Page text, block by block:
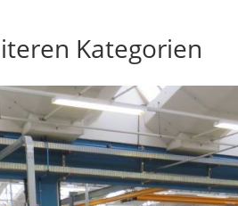
Kategorien